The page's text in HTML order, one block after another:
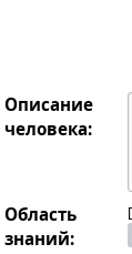
Описание
человека:
Область
знаний: